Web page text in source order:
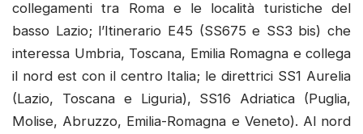
collegamenti tra Roma e le località turistiche del
basso Lazio; l’Itinerario E45 (SS675 e SS3 bis) che
interessa Umbria, Toscana, Emilia Romagna e collega
il nord est con il centro Italia; le direttrici SS1 Aurelia
(Lazio, Toscana e Liguria), SS16 Adriatica (Puglia,
Molise, Abruzzo, Emilia-Romagna e Veneto). Al nord